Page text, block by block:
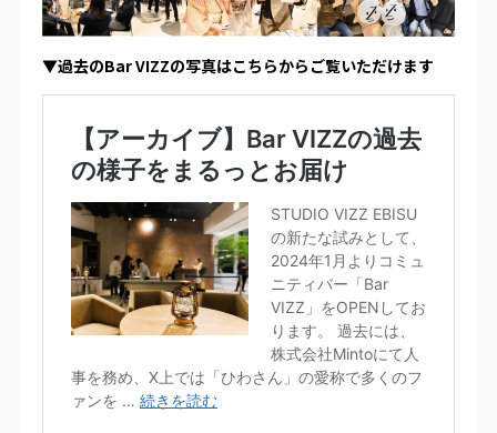
▼過去のBar VIZZの写真はこちらからご覧いただけます